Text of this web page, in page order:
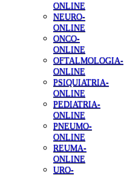
ONLINE
NEURO-
ONLINE
ONCO-
ONLINE
OFTALMOLOGIA-
ONLINE
PSIQUIATRIA-
ONLINE
PEDIATRIA-
ONLINE
PNEUMO-
ONLINE
REUMA-
ONLINE
URO-